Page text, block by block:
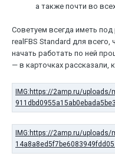
а также почти во
Советуем всегда иметь под
realFBS Standard для всего,
начать работать по ней
— в карточках рассказали,